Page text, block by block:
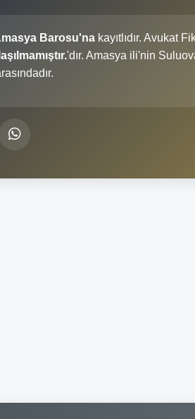
Barosu'na kayıtlıdır. Avukat
'dır. Amasya ili'nin